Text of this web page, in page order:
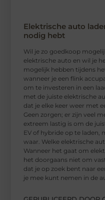
Elektrische auto
nodig hebt
Wil je zo goedkoop
elektrische auto en wil je
mogelijk hebben tijdens
wanneer je een flink
om te investeren in een
met de juiste elektrische
dat je elke keer weer met
Geen zorgen; er zijn veel
extreem lastig is om de
EV of hybride op te laden,
waar. Welke elektrische
Wanneer het gaat om
het doorgaans niet om
dat je op zoek bent naar
je mee kunt nemen in de